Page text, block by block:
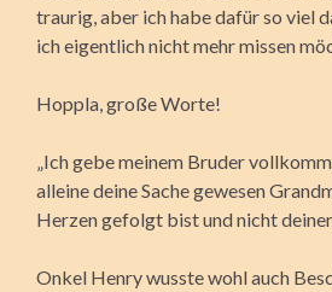
traurig, aber ich habe dafür so viel
ich eigentlich nicht mehr missen
Hoppla, große Worte!
„Ich gebe meinem Bruder
alleine deine Sache gewesen
Herzen gefolgt bist und nicht
Onkel Henry wusste wohl auch